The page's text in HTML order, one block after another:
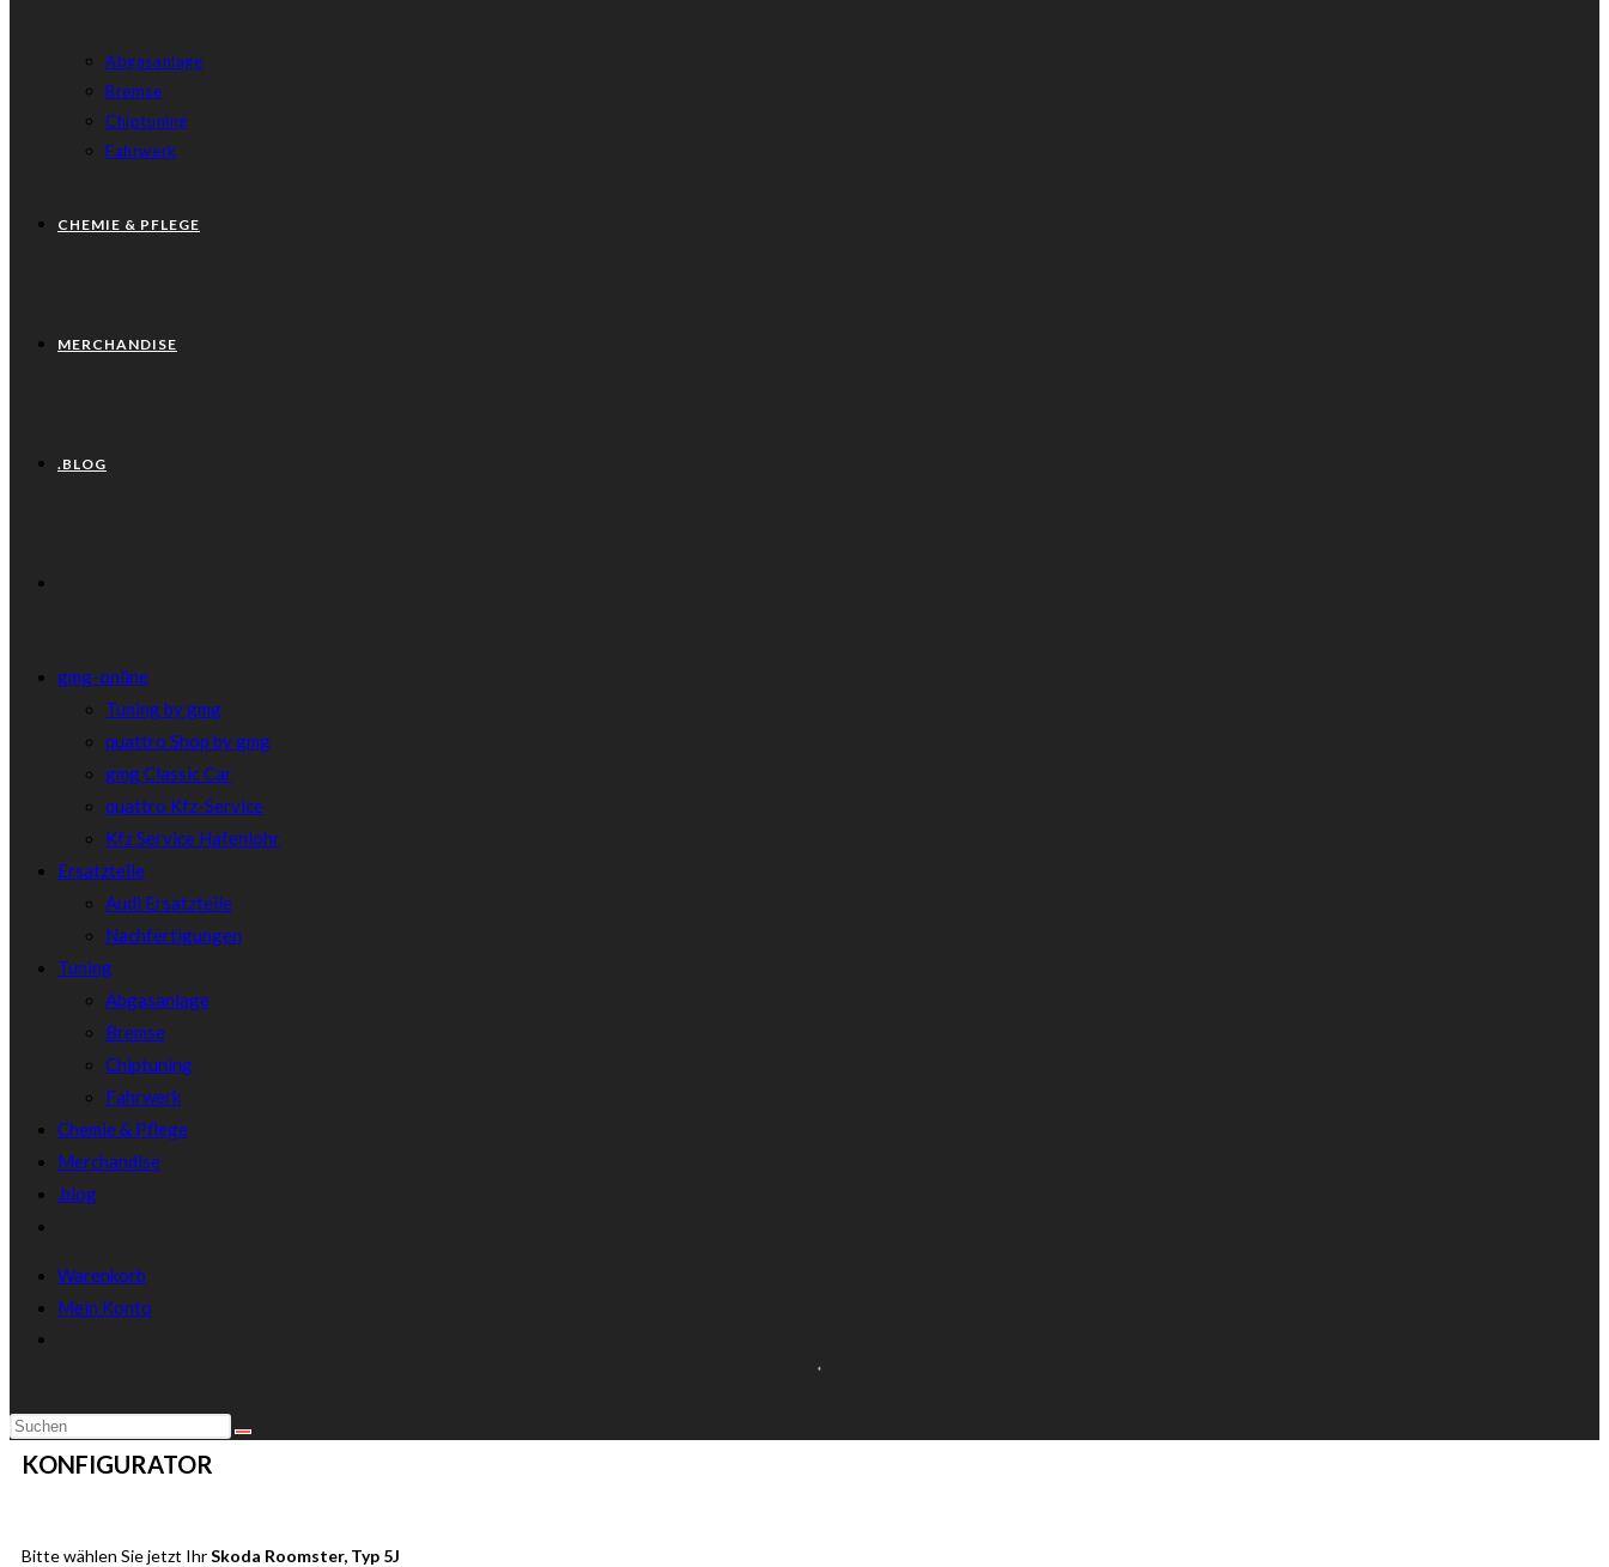
Abgasanlage
Bremse
Chiptuning
Fahrwerk
CHEMIE & PFLEGE
MERCHANDISE
.BLOG
gmg-online
Tuning by gmg
quattro Shop by gmg
gmg Classic Car
quattro Kfz-Service
Kfz Service Hafenlohr
Ersatzteile
Audi Ersatzteile
Nachfertigungen
Tuning
Abgasanlage
Bremse
Chiptuning
Fahrwerk
Chemie & Pflege
Merchandise
.blog
Warenkorb
Mein Konto
KONFIGURATOR
Bitte wählen Sie jetzt IhrSkoda Roomster, Typ 5J